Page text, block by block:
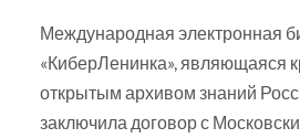
Международная электронная
«КиберЛенинка», являющаяся
открытым архивом знаний
заключила договор с